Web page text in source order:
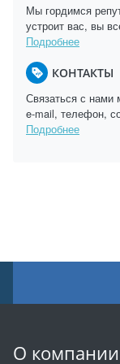
Мы гордимся
устроит вас, вы
Подробнее
КОНТАКТЫ
Связаться с
e-mail, телефон,
Подробнее
О компании